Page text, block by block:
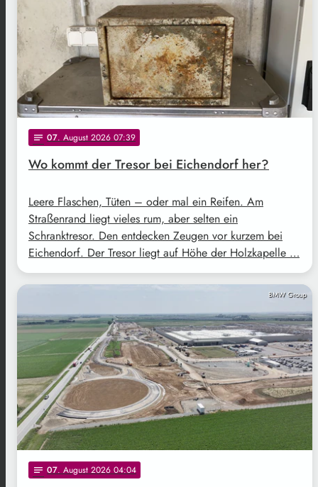
notes 07. August 2026 07:39
Wo kommt der Tresor bei Eichendorf her?
Leere Flaschen, Tüten – oder mal ein Reifen. Am
Straßenrand liegt vieles rum, aber selten ein
Schranktresor. Den entdecken Zeugen vor kurzem bei
Eichendorf. Der Tresor liegt auf Höhe der Holzkapelle …
BMW Group
notes 07. August 2026 04:04